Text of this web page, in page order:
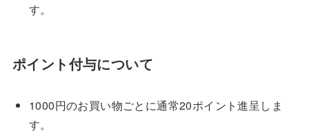
す。
ポイント付与について
1000円のお買い物ごとに通常20ポイント進呈しま
す。